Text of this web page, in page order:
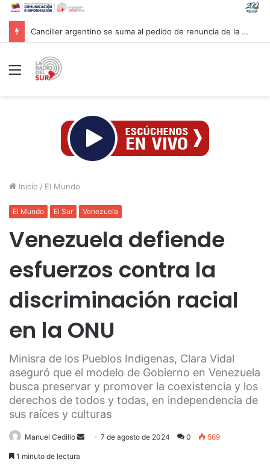
Canciller argentino se suma al pedido de renuncia de la vicepresidenta Villarruel
Menú
Inicio / El Mundo
El Mundo El Sur Venezuela
Venezuela defiende
esfuerzos contra la
discriminación racial
en la ONU
Minisra de los Pueblos Indigenas, Clara Vidal
aseguró que el modelo de Gobierno en Venezuela
busca preservar y promover la coexistencia y los
derechos de todos y todas, en independencia de
sus raíces y culturas
Manuel Cedillo
Send7 de agosto de 2024 0 569
1 minuto de lectura